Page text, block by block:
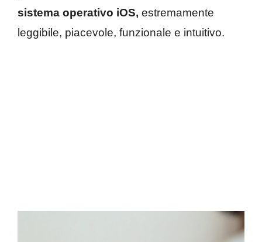
sistema operativo iOS, estremamente
leggibile, piacevole, funzionale e intuitivo.